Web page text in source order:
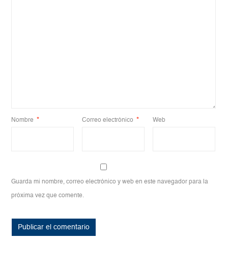
Nombre * Correo electrónico * Web
Guarda mi nombre, correo electrónico y web en este navegador para la
próxima vez que comente.